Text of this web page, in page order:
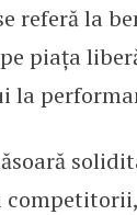
referă la
piața
la